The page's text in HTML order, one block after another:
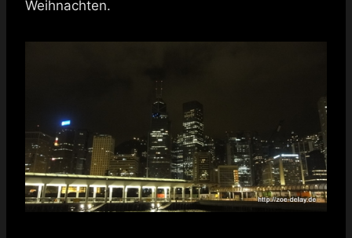
Weihnachten.